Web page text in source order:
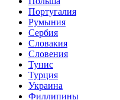
Португалия
Румыния
Сербия
Словакия
Словения
Тунис
Турция
Украина
Филлипины